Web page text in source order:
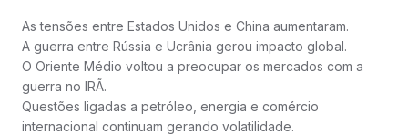
As tensões entre Estados Unidos e China aumentaram.
A guerra entre Rússia e Ucrânia gerou impacto global.
O Oriente Médio voltou a preocupar os mercados com a
guerra no IRÃ.
Questões ligadas a petróleo, energia e comércio
internacional continuam gerando volatilidade.